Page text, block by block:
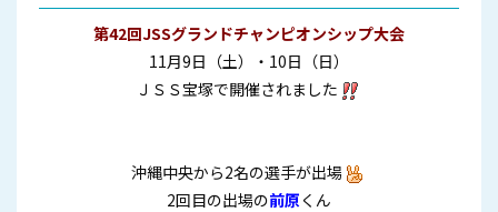
第42回JSSグランドチャンピオンシップ大会
11月9日（土）・10日（日）
ＪＳＳ宝塚で開催されました
沖縄中央から2名の選手が出場
2回目の出場の前原 くん